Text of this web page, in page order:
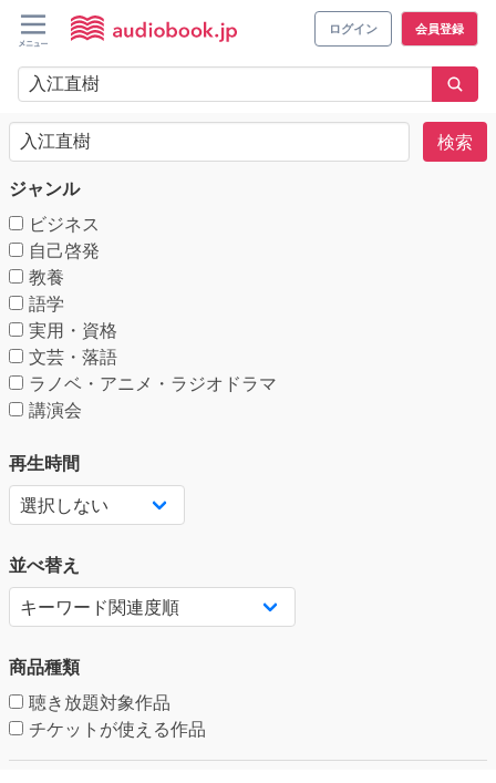
ログイン 会員登録
検索
ジャンル
ビジネス
自己啓発
教養
語学
実用・資格
文芸・落語
ラノベ・アニメ・ラジオドラマ
講演会
再生時間
並べ替え
商品種類
聴き放題対象作品
チケットが使える作品